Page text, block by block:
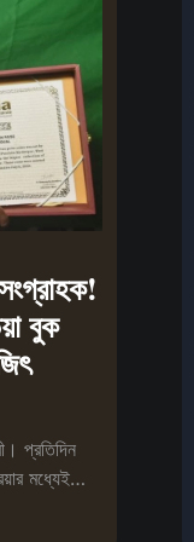
বুক
প্রতিদিন
মধ্যেই